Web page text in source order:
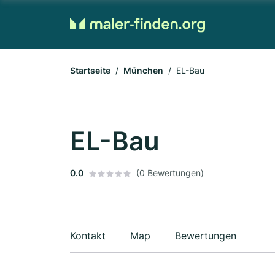
Startseite München EL-Bau
EL-Bau
0.0 (0 Bewertungen)
Kontakt Map Bewertungen